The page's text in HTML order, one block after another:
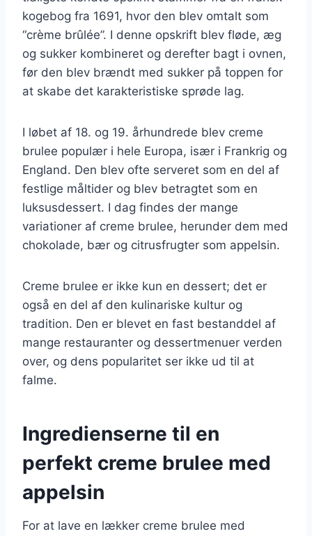
kogebog fra 1691, hvor den blev omtalt som
“crème brûlée”. I denne opskrift blev fløde, æg
og sukker kombineret og derefter bagt i ovnen,
før den blev brændt med sukker på toppen for
at skabe det karakteristiske sprøde lag.
I løbet af 18. og 19. århundrede blev creme
brulee populær i hele Europa, især i Frankrig og
England. Den blev ofte serveret som en del af
festlige måltider og blev betragtet som en
luksusdessert. I dag findes der mange
variationer af creme brulee, herunder dem med
chokolade, bær og citrusfrugter som appelsin.
Creme brulee er ikke kun en dessert; det er
også en del af den kulinariske kultur og
tradition. Den er blevet en fast bestanddel af
mange restauranter og dessertmenuer verden
over, og dens popularitet ser ikke ud til at
falme.
Ingredienserne til en
perfekt creme brulee med
appelsin
For at lave en lækker creme brulee med